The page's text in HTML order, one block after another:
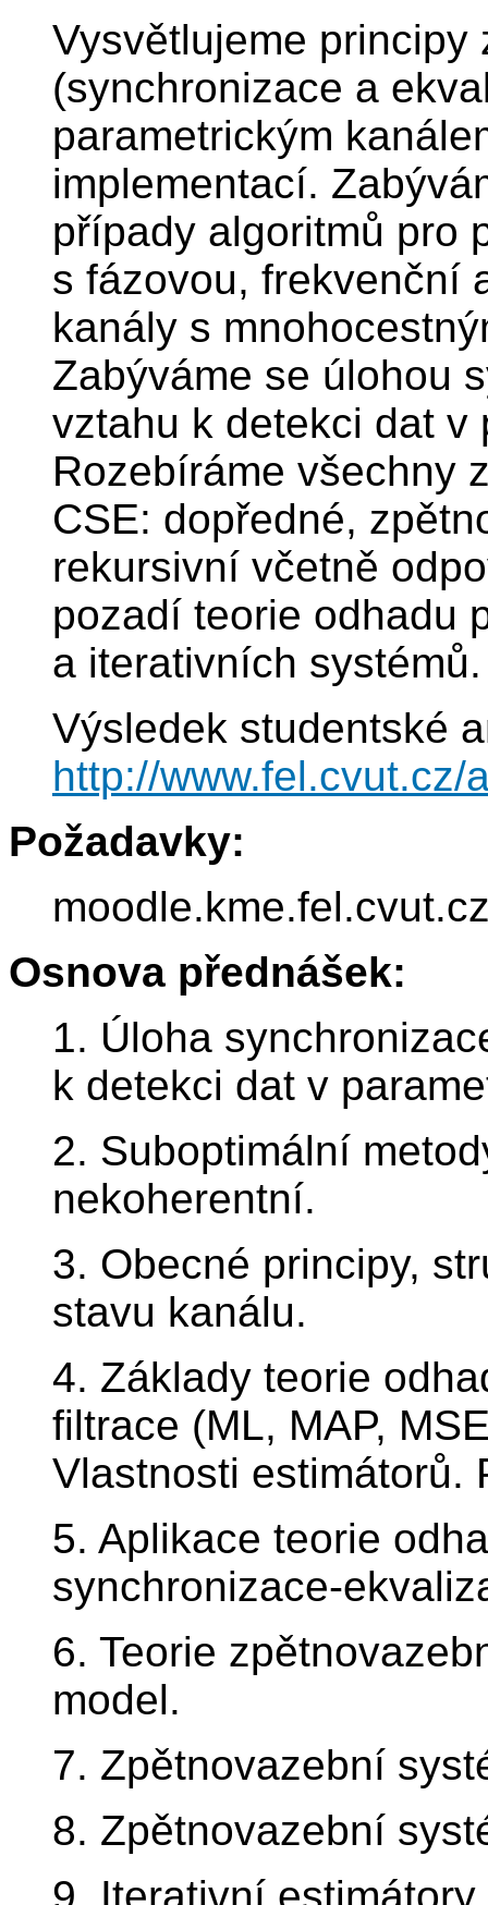
Vysvětlujeme
(synchronizace a
parametrickým
implementací.
případy algoritmů pro
s fázovou, frekvenční
kanály s
Zabýváme se úlohou
vztahu k detekci dat v
Rozebíráme všechny
CSE: dopředné,
rekursivní včetně
pozadí teorie odhadu
a iterativních systémů.
Výsledek studentské
http://www.fel.cvut.cz/
Požadavky:
Osnova přednášek:
1. Úloha
k detekci dat v
2. Suboptimální
nekoherentní.
3. Obecné principy,
stavu kanálu.
4. Základy teorie
filtrace (ML, MAP,
Vlastnosti estimátorů.
5. Aplikace teorie
synchronizace-
6. Teorie
model.
7. Zpětnovazební
8. Zpětnovazební